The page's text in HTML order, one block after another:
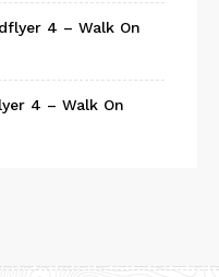
4 – Walk On
4 – Walk On